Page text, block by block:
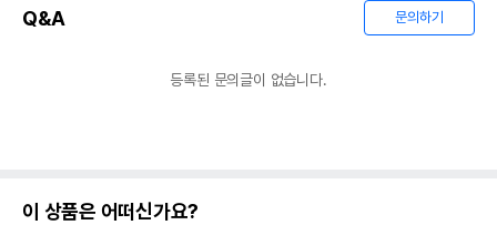
Q&A 문의하기
등록된 문의글이 없습니다.
이 상품은 어떠신가요?